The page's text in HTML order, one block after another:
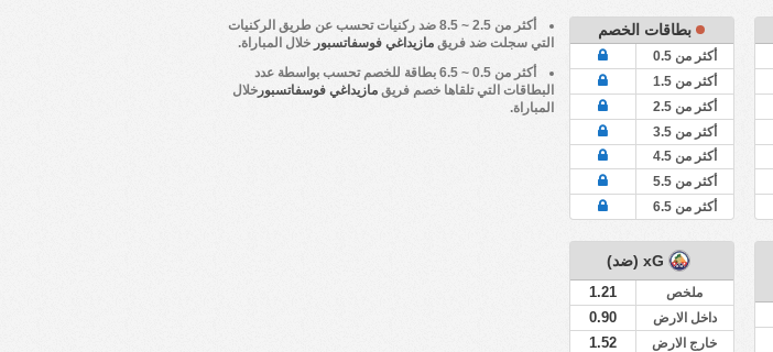
بطاقات الخصم
أكثر من 0.5
أكثر من 1.5
أكثر من 2.5
أكثر من 3.5
أكثر من 4.5
أكثر من 5.5
أكثر من 6.5
أكثر من 2.5 ~ 8.5 ضد ركنيات تحسب عن طريق الركنيات
التي سجلت ضد فريق مازيداغي فوسفاتسبور خلال المباراة.
أكثر من 0.5 ~ 6.5 بطاقة للخصم تحسب بواسطة عدد
البطاقات التي تلقاها خصم فريق مازيداغي فوسفاتسبور خلال
المباراة.
xG (ضد)
ملخص 1.21
داخل الارض 0.90
خارج الارض 1.52